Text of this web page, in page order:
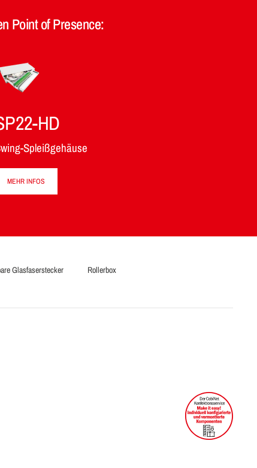
Point of Presence:
HD
Spleißgehäuse
MEHR INFOS
Glasfaserstecker Rollerbox